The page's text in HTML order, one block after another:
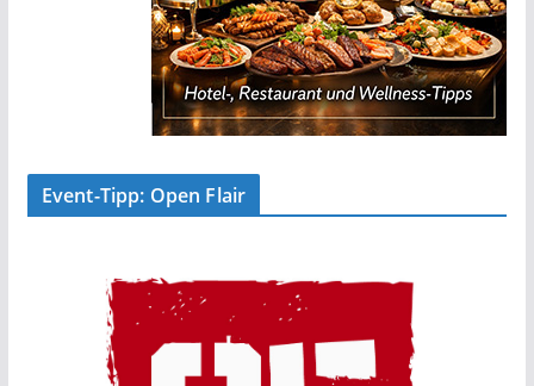
Event-Tipp: Open Flair